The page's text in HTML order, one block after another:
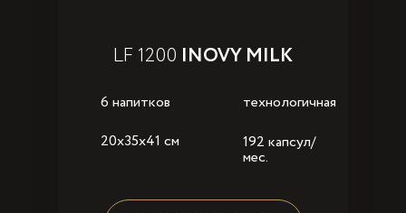
LF 1200 INOVY MILK
6 напитков
технологичная
192 капсул/
мес.
20x35x41 см